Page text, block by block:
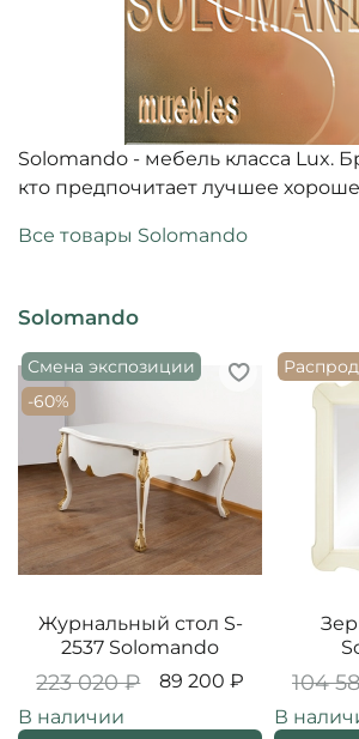
Solomandо - мебель класса Lux.
кто предпочитает лучшее
Все товары Solomando
Solomando
Смена экспозиции
-60%
Журнальный стол S-
2537 Solomando
223 020 ₽
89 200 ₽
В наличии
104
В